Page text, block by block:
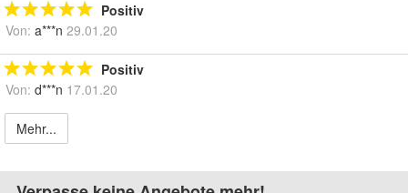
Positiv
Von: a***n 29.01.20
Positiv
Von: d***n 17.01.20
Mehr...